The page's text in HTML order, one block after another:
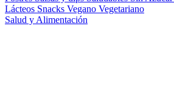
Lácteos Snacks Vegano Vegetariano
Salud y Alimentación